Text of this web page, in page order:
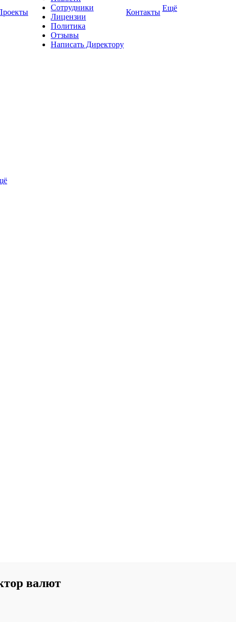
Сотрудники
Лицензии
Политика
Отзывы
Написать Директору
Контакты Ещё
валют